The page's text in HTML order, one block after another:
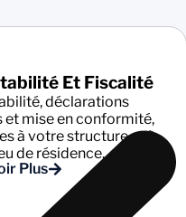
Et Fiscalité
déclarations
et mise en conformité,
à votre structure et à
de résidence.
Plus